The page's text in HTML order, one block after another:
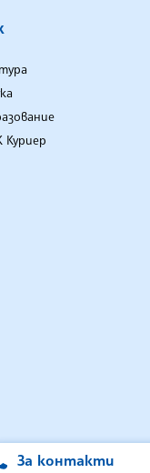
Куриер
За контакти